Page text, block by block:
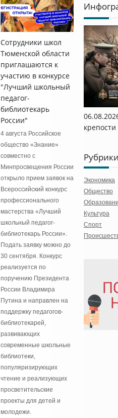
Сотрудники школ
Тюменской области
приглашаются к
участию в конкурсе
"Лучший школьный
педагог-
библиотекарь
России"
4 августа Российское
общество «Знание»
совместно с
Минпросвещения России
открыло прием заявок на
Всероссийский конкурс
профессионального
мастерства «Лучший
школьный педагог-
библиотекарь России».
Подать заявку можно до
30 сентября. Конкурс
реализуется по
поручению Президента
России Владимира
Путина и направлен на
поддержку педагогов-
библиотекарей,
развивающих
современные школьные
библиотеки,
популяризирующих
чтение и реализующих
просветительские
проекты для детей и
молодежи.
Рубрики
Экономика
Общество
Культура
Спорт